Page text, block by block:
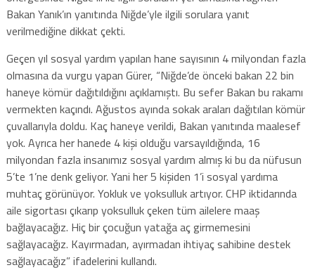
Bakan Yanık’ın yanıtında Niğde’yle ilgili sorulara yanıt
verilmediğine dikkat çekti.
Geçen yıl sosyal yardım yapılan hane sayısının 4 milyondan fazla
olmasına da vurgu yapan Gürer, “Niğde’de önceki bakan 22 bin
haneye kömür dağıtıldığını açıklamıştı. Bu sefer Bakan bu rakamı
vermekten kaçındı. Ağustos ayında sokak araları dağıtılan kömür
çuvallarıyla doldu. Kaç haneye verildi, Bakan yanıtında maalesef
yok. Ayrıca her hanede 4 kişi olduğu varsayıldığında, 16
milyondan fazla insanımız sosyal yardım almış ki bu da nüfusun
5’te 1’ne denk geliyor. Yani her 5 kişiden 1’i sosyal yardıma
muhtaç görünüyor. Yokluk ve yoksulluk artıyor. CHP iktidarında
aile sigortası çıkarıp yoksulluk çeken tüm ailelere maaş
bağlayacağız. Hiç bir çocuğun yatağa aç girmemesini
sağlayacağız. Kayırmadan, ayırmadan ihtiyaç sahibine destek
sağlayacağız” ifadelerini kullandı.